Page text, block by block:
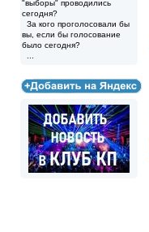
"выборы" проводились
сегодня?
За кого проголосовали бы
вы, если бы голосование
было сегодня?